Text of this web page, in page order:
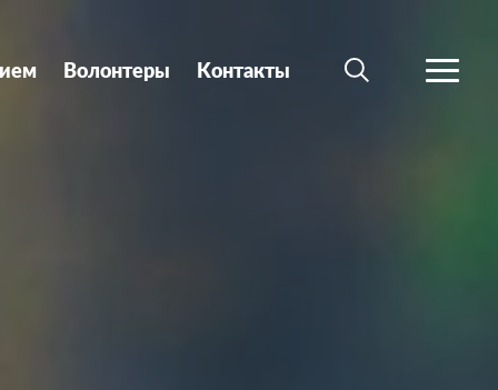
Волонтеры Kонтакты
ПОИСК